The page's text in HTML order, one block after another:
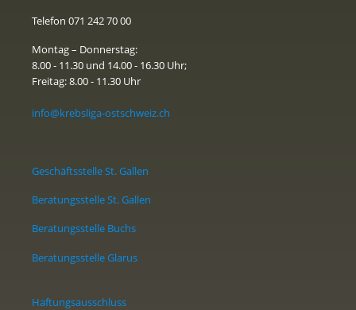
Telefon 071 242 70 00
Montag – Donnerstag:
8.00 - 11.30 und 14.00 - 16.30 Uhr;
Freitag: 8.00 - 11.30 Uhr
info@krebsliga-ostschweiz.ch
Geschäftsstelle St. Gallen
Beratungsstelle St. Gallen
Beratungsstelle Buchs
Beratungsstelle Glarus
Haftungsausschluss